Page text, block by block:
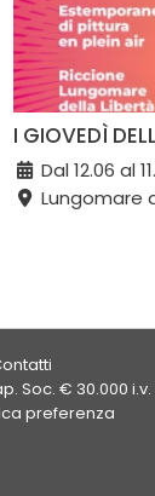
I GIOVEDÌ
Dal 12.06 al
Lungomare
Soc. € 30.000 i.v.
preferenza